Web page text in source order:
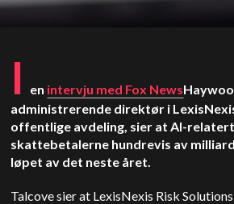
I en intervju med Fox News
administrerende direktør i
offentlige avdeling, sier at AI-
skattebetalerne hundrevis av
løpet av det neste året.
Talcove sier at LexisNexis Risk